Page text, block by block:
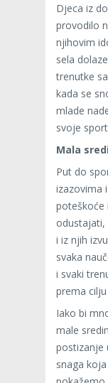
Djeca iz
provodilo
njihovim
sela
trenutke
kada se
mlade
svoje
Mala
Put do
izazovima
poteškoće
odustajati,
i iz njih
svaka
i svaki
prema
Iako bi
male
postizanje
snaga